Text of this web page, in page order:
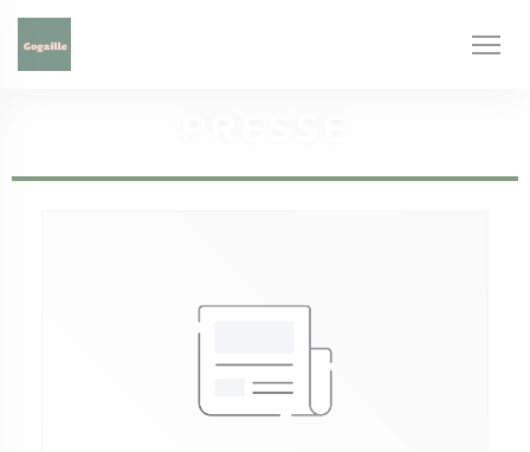
Personnalisation de vos choix en matière de cookies